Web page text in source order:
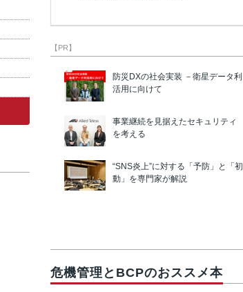
【PR】
防災DXの社会実装 －衛星データ利
活用に向けて
事業継続を見据えたセキュリティ
を考える
“SNS炎上”に対する「予防」と「初
動」を専門家が解説
危機管理とBCPのおススメ本